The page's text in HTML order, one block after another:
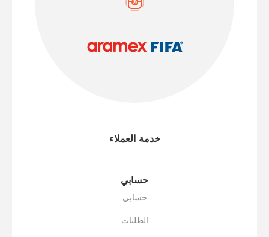
خدمة العملاء
حسابي
حسابي
الطلبات